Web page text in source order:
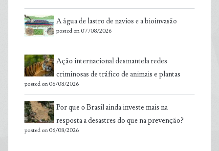
A água de lastro de navios e a bioinvasão
posted on 07/08/2026
Ação internacional desmantela redes
criminosas de tráfico de animais e plantas
posted on 06/08/2026
Por que o Brasil ainda investe mais na
resposta a desastres do que na prevenção?
posted on 06/08/2026